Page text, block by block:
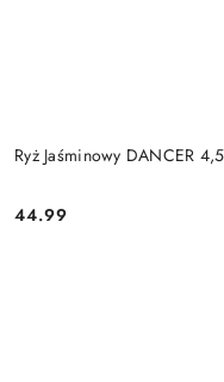
Ryż Jaśminowy DANCER
Cena:
44.99